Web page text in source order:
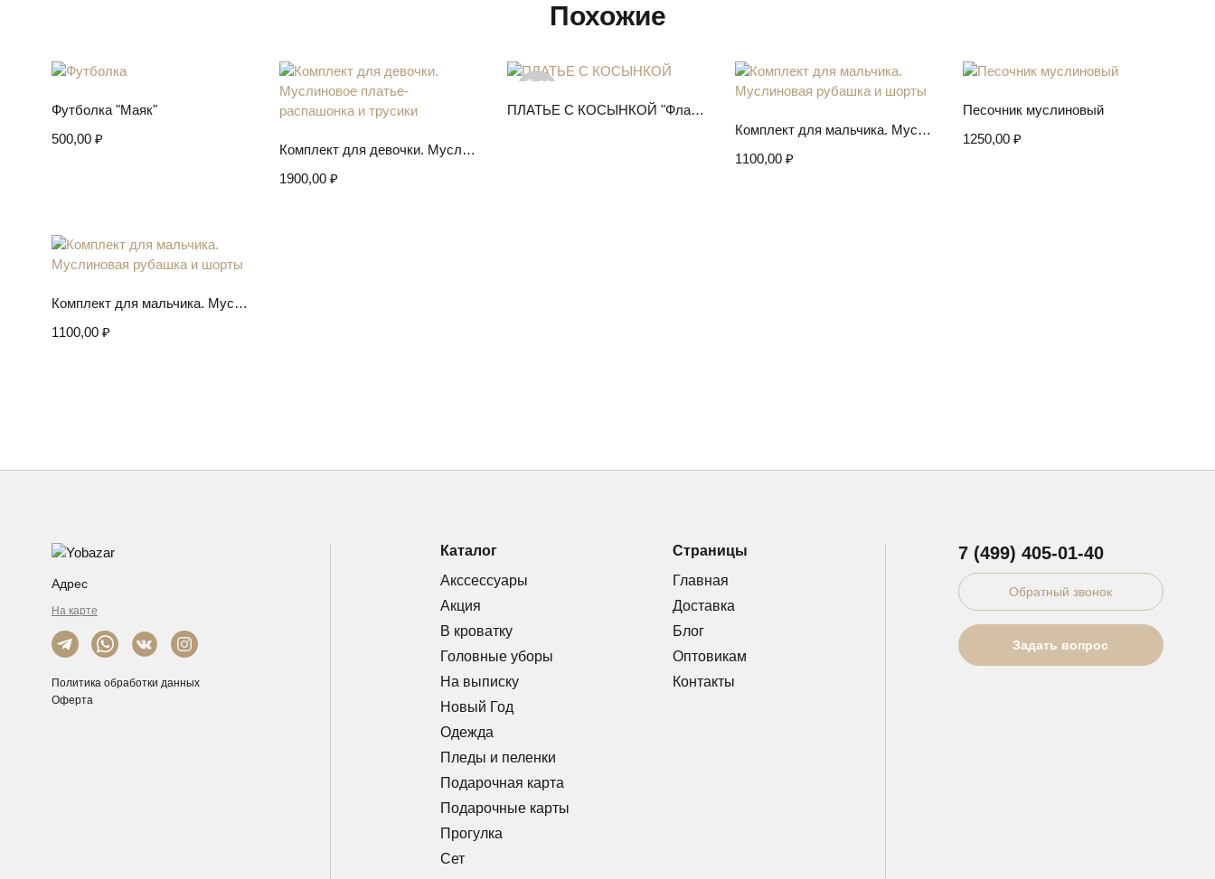
Похожие
Футболка "Маяк"
500,00 ₽
Комплект для девочки. Муслиновое платье-распашонка и трусики
1900,00 ₽
Sold
ПЛАТЬЕ С КОСЫНКОЙ "Фламинго"
Комплект для мальчика. Муслиновая рубашка и шорты
1100,00 ₽
Песочник муслиновый
1250,00 ₽
Комплект для мальчика. Муслиновая рубашка и шорты
1100,00 ₽
Адрес
На карте
Политика обработки данных
Оферта
Каталог
Акссессуары
Акция
В кроватку
Головные уборы
На выписку
Новый Год
Одежда
Пледы и пеленки
Подарочная карта
Подарочные карты
Прогулка
Сет
Страницы
Главная
Доставка
Блог
Оптовикам
Контакты
7 (499) 405-01-40
Обратный звонок
Задать вопрос